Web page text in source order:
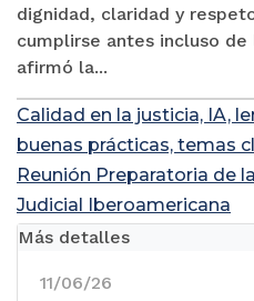
dignidad, claridad y
cumplirse antes incluso de
afirmó la...
Calidad en la justicia, IA,
buenas prácticas, temas
Reunión Preparatoria de
Judicial Iberoamericana
Más detalles
11/06/26